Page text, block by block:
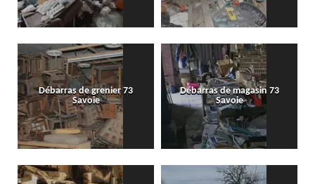
Débarras de grenier 73
Savoie
Débarras de magasin 73
Savoie